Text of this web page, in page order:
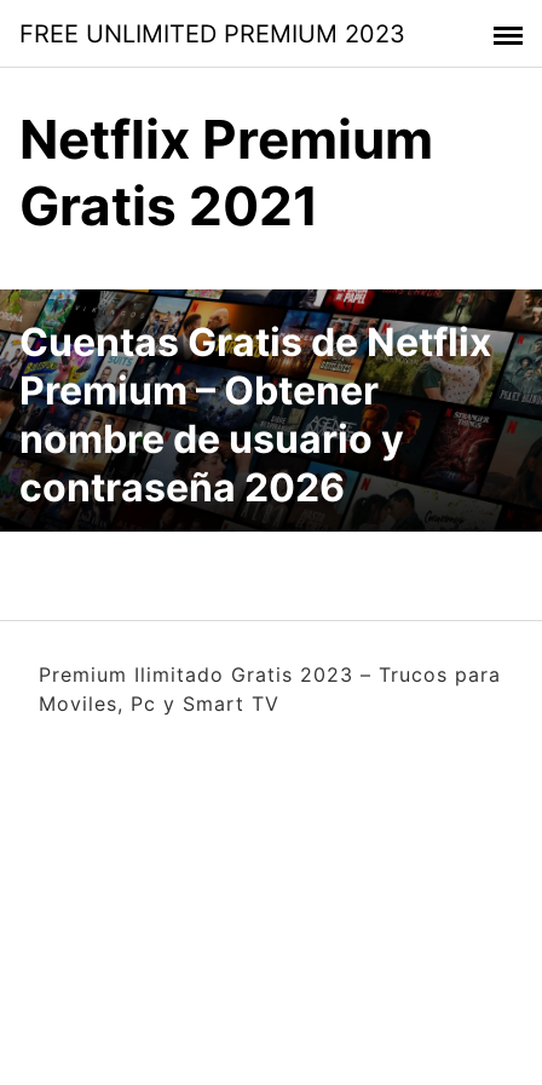
contenido
FREE UNLIMITED PREMIUM 2023
Netflix Premium
Gratis 2021
Cuentas Gratis de Netflix
Premium – Obtener
nombre de usuario y
contraseña 2026
Premium Ilimitado Gratis 2023 – Trucos para
Moviles, Pc y Smart TV